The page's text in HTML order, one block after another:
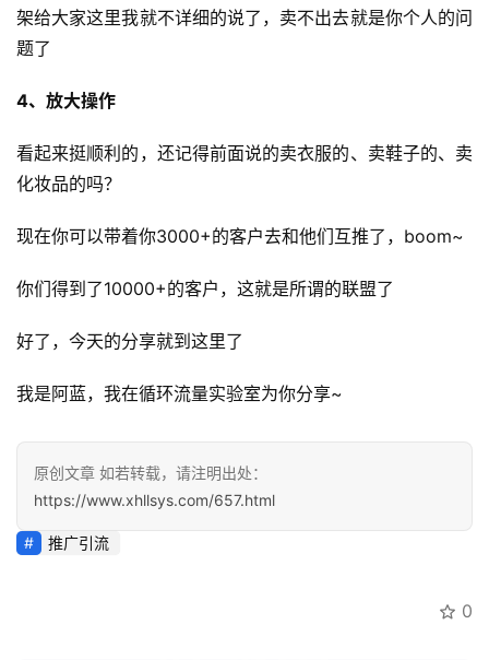
架给大家这里我就不详细的说了，卖不出去就是你个人的问
题了
4、放大操作
看起来挺顺利的，还记得前面说的​卖衣服的、卖鞋子的、卖
化妆品的吗？
现在你可以带着你3000+的客户去和他们互推了，boom~
你们得到了10000+的客户，这就是所谓的联盟了
好了，今天的分享就到这里了
我是阿蓝，我在循环流量实验室为你分享~
原创文章 如若转载，请注明出处：
https://www.xhllsys.com/657.html
推广引流
0